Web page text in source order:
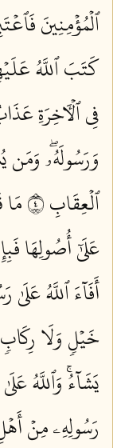
ٱلۡمُؤۡمِنِينَ
كَتَبَ ٱللَّهُ
فِي ٱلۡأٓخِرَةِ
وَرَسُولَهُۥۖ وَمَن
ٱلۡعِقَابِ ٤
عَلَىٰٓ أُصُولِهَا
أَفَآءَ ٱللَّهُ
خَيۡلٖ وَلَا
يَشَآءُۚ وَٱللَّهُ
رَسُولِهِۦ مِنۡ